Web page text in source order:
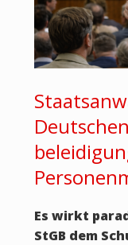
Es wirkt
StGB dem